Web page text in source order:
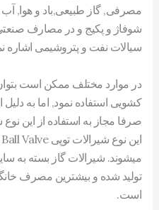
مصرفی, گاز طبیعی,باد و هوا,
شوفاژ و پکیج و در مصارف
سیالات نفت و پتروشیمی اشاره
در موارد مختلف ممکن است
کشویی استفاده نمود, اما به
صرفا مجاز به استفاده از این
این نوع شیرالات توپی Ball Valve در ایران به نام
است.